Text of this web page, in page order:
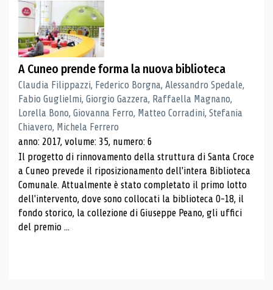
A Cuneo prende forma la nuova biblioteca
Claudia Filippazzi, Federico Borgna, Alessandro Spedale,
Fabio Guglielmi, Giorgio Gazzera, Raffaella Magnano,
Lorella Bono, Giovanna Ferro, Matteo Corradini, Stefania
Chiavero, Michela Ferrero
anno: 2017, volume: 35, numero: 6
Il progetto di rinnovamento della struttura di Santa Croce
a Cuneo prevede il riposizionamento dell'intera Biblioteca
Comunale. Attualmente è stato completato il primo lotto
dell'intervento, dove sono collocati la biblioteca 0-18, il
fondo storico, la collezione di Giuseppe Peano, gli uffici
del premio ...